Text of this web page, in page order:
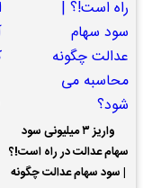
واریز ۳ میلیونی سود
سهام عدالت در راه است!؟
| سود سهام عدالت چگونه